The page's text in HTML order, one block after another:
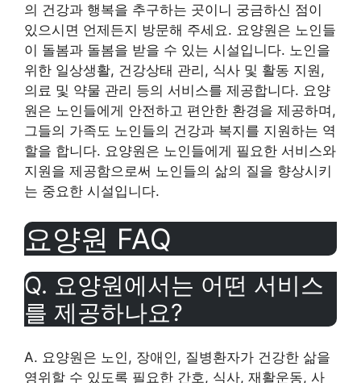
의 건강과 행복을 추구하는 곳이니 궁금하신 점이
있으시면 언제든지 방문해 주세요. 요양원은 노인들
이 돌봄과 돌봄을 받을 수 있는 시설입니다. 노인을
위한 일상생활, 건강상태 관리, 식사 및 활동 지원,
의료 및 약물 관리 등의 서비스를 제공합니다. 요양
원은 노인들에게 안전하고 편안한 환경을 제공하며,
그들의 가족도 노인들의 건강과 복지를 지원하는 역
할을 합니다. 요양원은 노인들에게 필요한 서비스와
지원을 제공함으로써 노인들의 삶의 질을 향상시키
는 중요한 시설입니다.
요양원 FAQ
Q. 요양원에서는 어떤 서비스
를 제공하나요?
A. 요양원은 노인, 장애인, 질병환자가 건강한 삶을
영위할 수 있도록 필요한 간호, 식사, 재활운동, 사